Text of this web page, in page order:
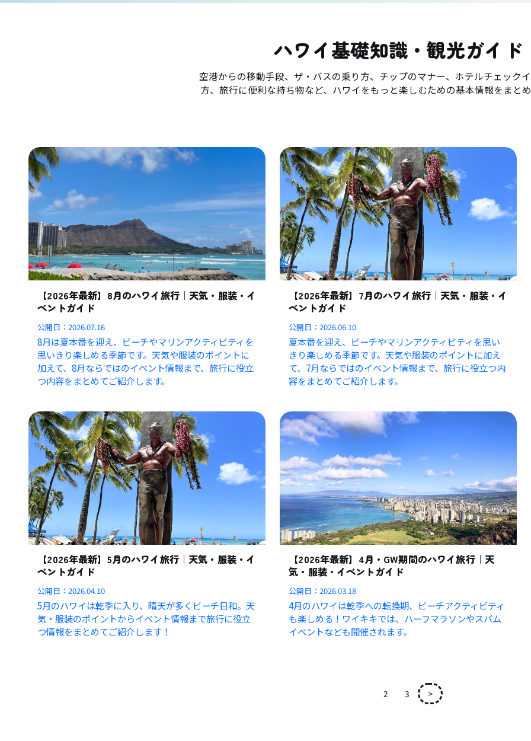
ハワイ基礎知識・観光ガイド
空港からの移動手段、ザ・バスの乗り方、チップのマナー、ホテルチェック
方、旅行に便利な持ち物など、ハワイをもっと楽しむための基本情報をまと
【2026年最新】8月のハワイ旅行｜天気・服装・イ
ベントガイド
公開日：2026.07.16
8月は夏本番を迎え、ビーチやマリンアクティビティを
思いきり楽しめる季節です。天気や服装のポイントに
加えて、8月ならではのイベント情報まで、旅行に役立
つ内容をまとめてご紹介します。
【2026年最新】7月のハワイ旅行｜天気・服装・イ
ベントガイド
公開日：2026.06.10
夏本番を迎え、ビーチやマリンアクティビティを思い
きり楽しめる季節です。天気や服装のポイントに加え
て、7月ならではのイベント情報まで、旅行に役立つ内
容をまとめてご紹介します。
【2026年最新】5月のハワイ旅行｜天気・服装・イ
ベントガイド
公開日：2026.04.10
5月のハワイは乾季に入り、晴天が多くビーチ日和。天
気・服装のポイントからイベント情報まで旅行に役立
つ情報をまとめてご紹介します！
【2026年最新】4月・GW期間のハワイ旅行｜天
気・服装・イベントガイド
公開日：2026.03.18
4月のハワイは乾季への転換期、ビーチアクティビティ
も楽しめる！ワイキキでは、ハーフマラソンやスパム
イベントなども開催されます。
2 3 >